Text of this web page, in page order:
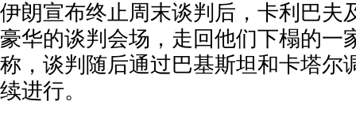
伊朗宣布终止周末谈判后，卡利巴夫
豪华的谈判会场，走回他们下榻的一
称，谈判随后通过巴基斯坦和卡塔尔
续进行。